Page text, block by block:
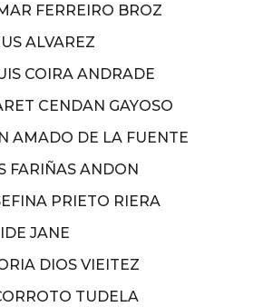
FERREIRO BROZ
ALVAREZ
COIRA ANDRADE
CENDAN GAYOSO
AMADO DE LA FUENTE
FARIÑAS ANDON
PRIETO RIERA
JANE
DIOS VIEITEZ
TUDELA